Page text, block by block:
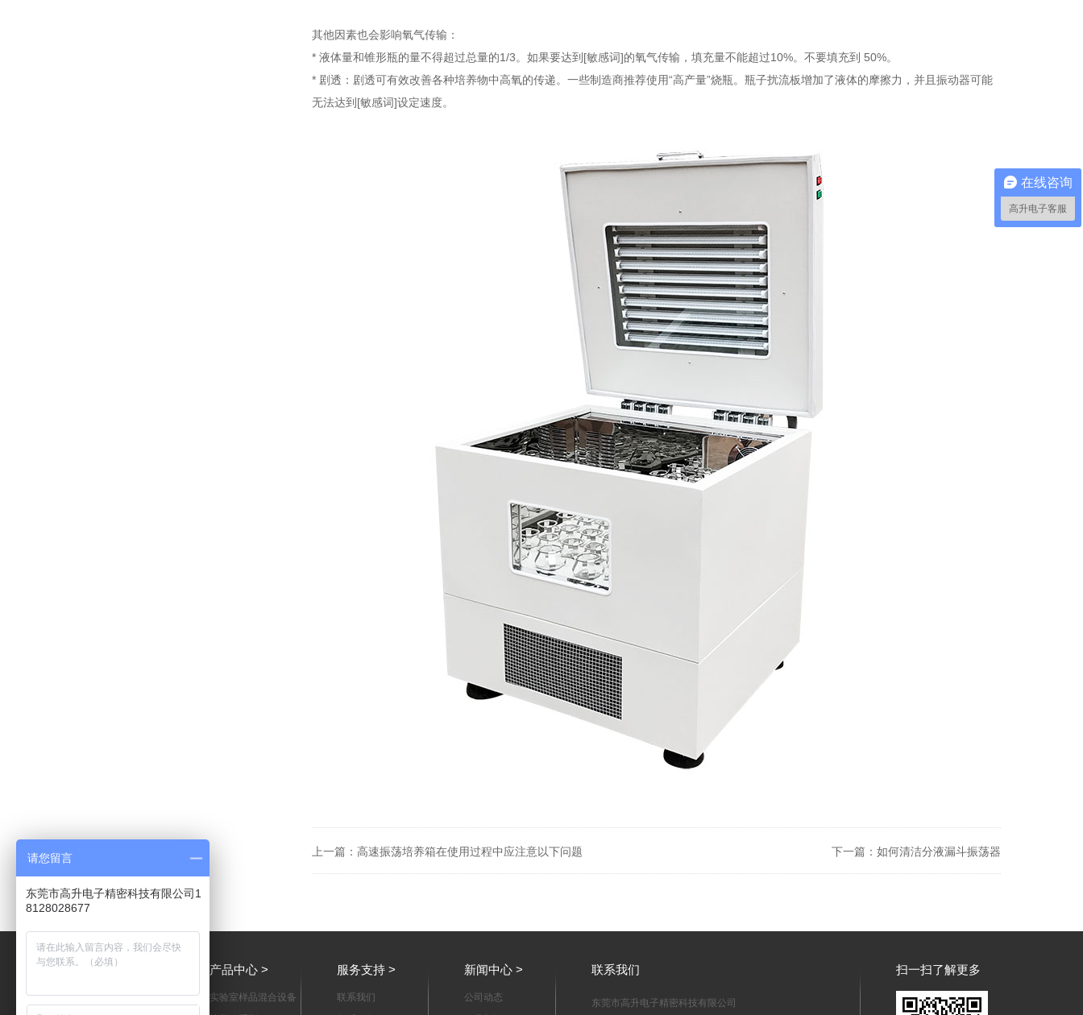
其他因素也会影响氧气传输：
* 液体量和锥形瓶的量不得超过总量的1/3。如果要达到[敏感词]的氧气传输，填充量不能超过10%。不要填充到 50%。
* 剧透：剧透可有效改善各种培养物中高氧的传递。一些制造商推荐使用“高产量”烧瓶。瓶子扰流板增加了液体的摩擦力，并且振动器可能
无法达到[敏感词]设定速度。
上一篇： 高速振荡培养箱在使用过程中应注意以下问题 下一篇： 如何清洁分液漏斗振荡器
关于高升 >
公司简介
产品中心 >
实验室样品混合设备
服务支持 >
联系我们
新闻中心 >
公司动态
联系我们
东莞市高升电子精密科技有限公司
扫一扫了解更多
在线咨询
高升电子客服
请您留言
东莞市高升电子精密科技有限公司1
8128028677